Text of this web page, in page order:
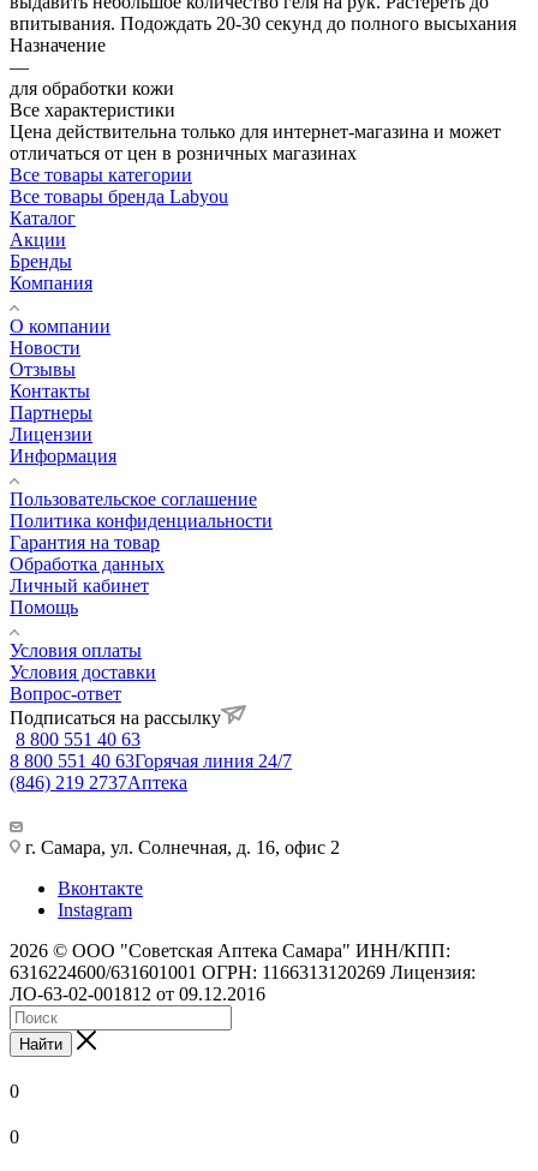
впитывания. Подождать 20-30 секунд до полного высыхания
Назначение
—
для обработки кожи
Все характеристики
Цена действительна только для интернет-магазина и может
отличаться от цен в розничных магазинах
Все товары категории
Все товары бренда Labyou
Каталог
Акции
Бренды
Компания
О компании
Новости
Отзывы
Контакты
Партнеры
Лицензии
Информация
Пользовательское соглашение
Политика конфиденциальности
Гарантия на товар
Обработка данных
Личный кабинет
Помощь
Условия оплаты
Условия доставки
Вопрос-ответ
Подписаться на рассылку
8 800 551 40 63
8 800 551 40 63Горячая линия 24/7
(846) 219 2737Аптека
г. Самара, ул. Солнечная, д. 16, офис 2
Вконтакте
Instagram
2026 © ООО "Советская Аптека Самара" ИНН/КПП:
6316224600/631601001 ОГРН: 1166313120269 Лицензия:
ЛО-63-02-001812 от 09.12.2016
Найти
0
0